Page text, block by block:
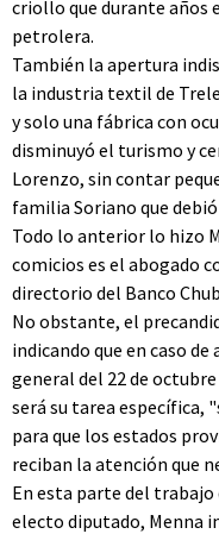
criollo que durante años
petrolera.
También la apertura
la industria textil de
y solo una fábrica con
disminuyó el turismo y
Lorenzo, sin contar
familia Soriano que
Todo lo anterior lo hizo
comicios es el abogado
directorio del Banco
No obstante, el
indicando que en caso
general del 22 de octubre
será su tarea específica,
para que los estados
reciban la atención que
En esta parte del trabajo
electo diputado, Menna